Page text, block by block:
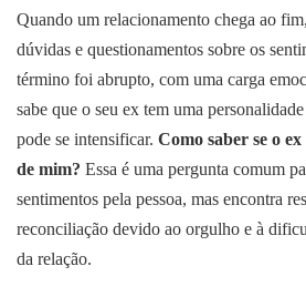
Quando um relacionamento chega ao
dúvidas e questionamentos sobre os
término foi abrupto, com uma carga
sabe que o seu ex tem uma
pode se intensificar. Como saber se o
de mim? Essa é uma pergunta comum
sentimentos pela pessoa, mas encontra
reconciliação devido ao orgulho e à
da relação.